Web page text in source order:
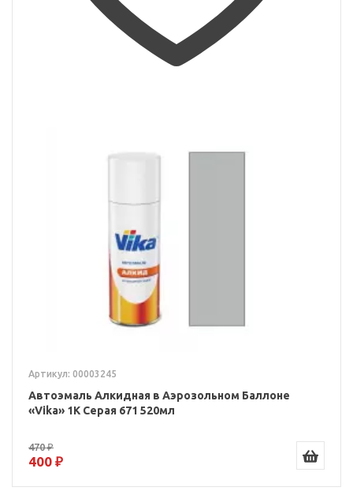
Артикул: 00003245
Автоэмаль Алкидная в Аэрозольном Баллоне
«Vika» 1K Серая 671 520мл
470 ₽
400 ₽